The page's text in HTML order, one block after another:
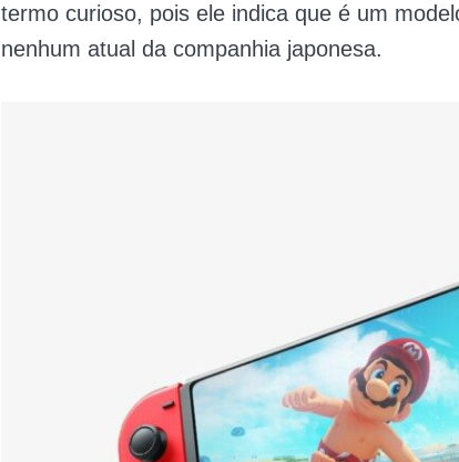
termo curioso, pois ele indica que é um
nenhum atual da companhia japonesa.